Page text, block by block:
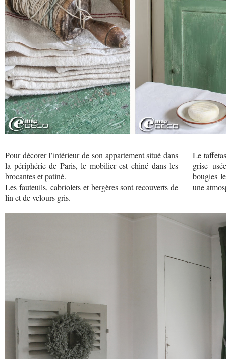
Pour décorer l’intérieur de son appartement situé dans
la périphérie de Paris, le mobilier est chiné dans les
brocantes et patiné.
Les fauteuils, cabriolets et bergères sont recouverts de
lin et de velours gris.
Le
grise
bougies
une